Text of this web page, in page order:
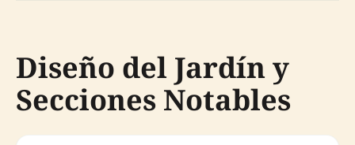
Diseño del Jardín y
Secciones Notables